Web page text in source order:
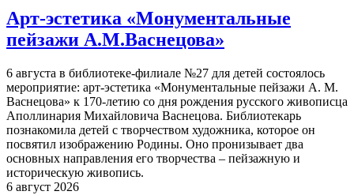
Арт-эстетика «Монументальные
пейзажи А.М.Васнецова»
6 августа в библиотеке-филиале №27 для детей состоялось
мероприятие: арт-эстетика «Монументальные пейзажи А. М.
Васнецова» к 170-летию со дня рождения русского живописца
Аполлинария Михайловича Васнецова. Библиотекарь
познакомила детей с творчеством художника, которое он
посвятил изображению Родины. Оно пронизывает два
основных направления его творчества – пейзажную и
историческую живопись.
6 август 2026